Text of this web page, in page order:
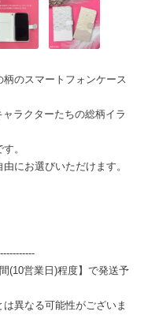
のスマートフォンケース
ラクターたちの総柄イラ
。
にお選びいただけます。
(10営業日)程度】で発送予
異なる可能性がございま